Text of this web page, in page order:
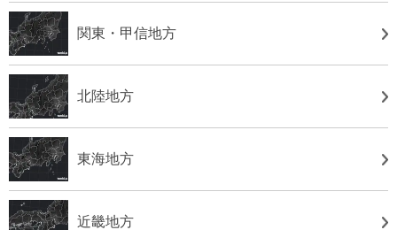
関東・甲信地方
北陸地方
東海地方
近畿地方